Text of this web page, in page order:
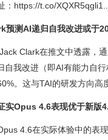
：https://t.co/XQXR5qgli1...
测AI递归自我改进或于
Clark在推文中透露，
自我改进（即AI有能力自
。这与TAI的研发方向高
实Opus 4.6表现优于新版
4.6在实际体验中的表